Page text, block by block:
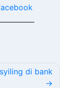
di bank